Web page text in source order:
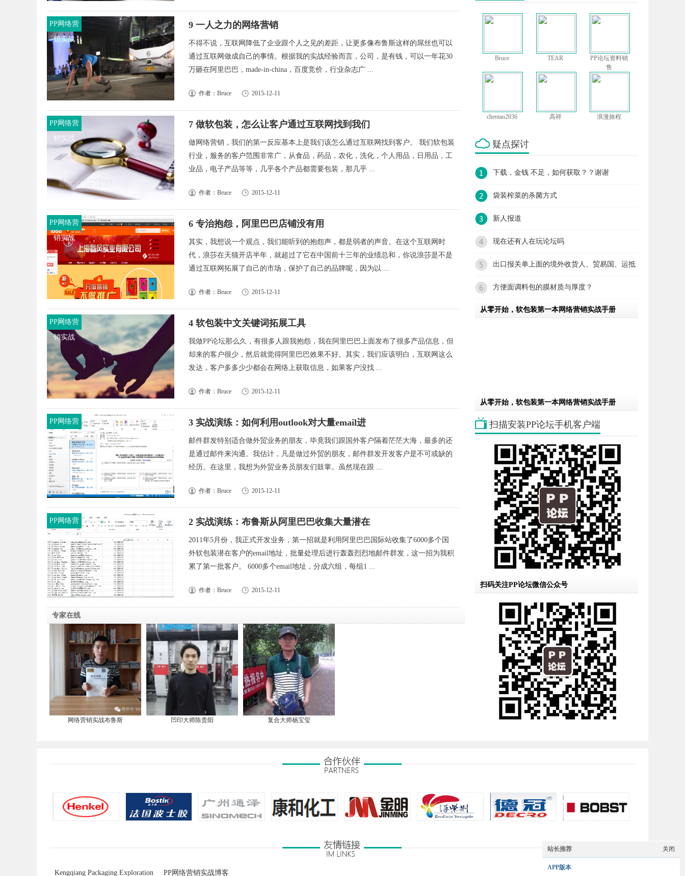
PP网络营
销实战
9 一人之力的网络营销
不得不说，互联网降低了企业跟个人之见的差距，让更多像布鲁斯这样的屌丝也可以
通过互联网做成自己的事情。根据我的实战经验而言，公司，是有钱，可以一年花30
万砸在阿里巴巴，made-in-china，百度竞价，行业杂志广 ...
作者：Bruce 2015-12-11
PP网络营
销实战
7 做软包装，怎么让客户通过互联网找到我们
做网络营销，我们的第一反应基本上是我们该怎么通过互联网找到客户。 我们软包装
行业，服务的客户范围非常广，从食品，药品，农化，洗化，个人用品，日用品，工
业品，电子产品等等，几乎各个产品都需要包装，那几乎 ...
作者：Bruce 2015-12-11
PP网络营
销实战
6 专治抱怨，阿里巴巴店铺没有用
其实，我想说一个观点，我们能听到的抱怨声，都是弱者的声音。在这个互联网时
代，浪莎在天猫开店半年，就超过了它在中国前十三年的业绩总和，你说浪莎是不是
通过互联网拓展了自己的市场，保护了自己的品牌呢，因为以 ...
作者：Bruce 2015-12-11
PP网络营
销实战
4 软包装中文关键词拓展工具
我做PP论坛那么久，有很多人跟我抱怨，我在阿里巴巴上面发布了很多产品信息，但
却来的客户很少，然后就觉得阿里巴巴效果不好。其实，我们应该明白，互联网这么
发达，客户多多少少都会在网络上获取信息，如果客户没找 ...
作者：Bruce 2015-12-11
PP网络营
销实战
3 实战演练：如何利用outlook对大量email进
邮件群发特别适合做外贸业务的朋友，毕竟我们跟国外客户隔着茫茫大海，最多的还
是通过邮件来沟通。我估计，凡是做过外贸的朋友，邮件群发开发客户是不可或缺的
经历。在这里，我想为外贸业务员朋友们鼓掌。虽然现在跟 ...
作者：Bruce 2015-12-11
PP网络营
销实战
2 实战演练：布鲁斯从阿里巴巴收集大量潜在
2011年5月份，我正式开发业务，第一招就是利用阿里巴巴国际站收集了6000多个国
外软包装潜在客户的email地址，批量处理后进行轰轰烈烈地邮件群发，这一招为我积
累了第一批客户。 6000多个email地址，分成六组，每组1 ...
作者：Bruce 2015-12-11
专家在线
网络营销实战布鲁斯 凹印大师陈贵阳 复合大师杨宝玺
Bruce TEAR
PP论坛资料销
售
chentao2036 高祥 浪漫旅程
疑点探讨
下载，金钱 不足，如何获取？？谢谢
袋装榨菜的杀菌方式
新人报道
现在还有人在玩论坛吗
出口报关单上面的境外收货人、贸易国、运抵
方便面调料包的膜材质与厚度？
从零开始，软包装第一本网络营销实战手册
从零开始，软包装第一本网络营销实战手册
扫描安装PP论坛手机客户端
扫码关注PP论坛微信公众号
Kengqiang Packaging Exploration PP网络营销实战博客
关闭
站长推荐
APP版本